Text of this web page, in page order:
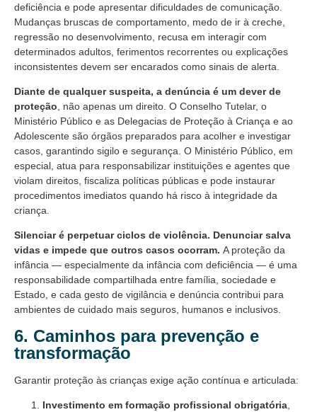
deficiência e pode apresentar dificuldades de comunicação.
Mudanças bruscas de comportamento, medo de ir à creche,
regressão no desenvolvimento, recusa em interagir com
determinados adultos, ferimentos recorrentes ou explicações
inconsistentes devem ser encarados como sinais de alerta.
Diante de qualquer suspeita, a denúncia é um dever de
proteção , não apenas um direito. O Conselho Tutelar, o
Ministério Público e as Delegacias de Proteção à Criança e ao
Adolescente são órgãos preparados para acolher e investigar
casos, garantindo sigilo e segurança. O Ministério Público, em
especial, atua para responsabilizar instituições e agentes que
violam direitos, fiscaliza políticas públicas e pode instaurar
procedimentos imediatos quando há risco à integridade da
criança.
Silenciar é perpetuar ciclos de violência. Denunciar salva
vidas e impede que outros casos ocorram. A proteção da
infância — especialmente da infância com deficiência — é uma
responsabilidade compartilhada entre família, sociedade e
Estado, e cada gesto de vigilância e denúncia contribui para
ambientes de cuidado mais seguros, humanos e inclusivos.
6. Caminhos para prevenção e
transformação
Garantir proteção às crianças exige ação contínua e articulada:
Investimento em formação profissional obrigatória,